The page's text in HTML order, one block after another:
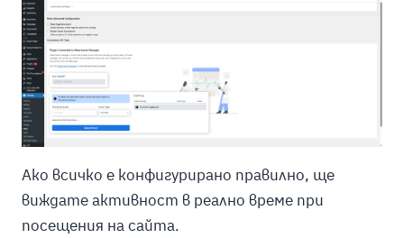
Ако всичко е конфигурирано правилно, ще
виждате активност в реално време при
посещения на сайта.